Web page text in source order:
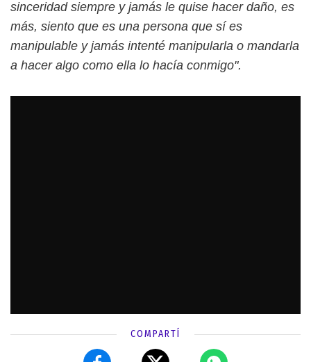
sinceridad siempre y jamás le quise hacer daño, es
más, siento que es una persona que sí es
manipulable y jamás intenté manipularla o mandarla
a hacer algo como ella lo hacía conmigo".
COMPARTÍ